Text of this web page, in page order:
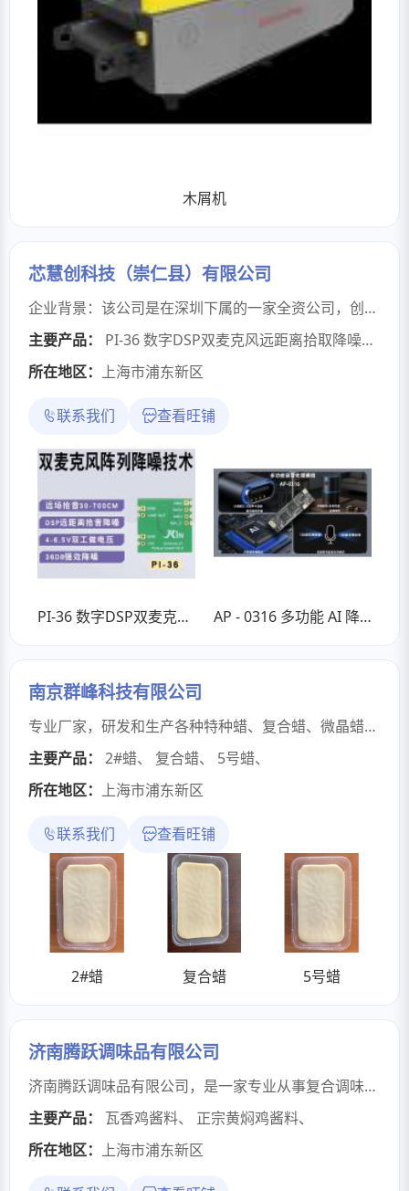
木屑机
芯慧创科技（崇仁县）有限公司
企业背景：该公司是在深圳下属的一家全资公司，创建于 2025 年，是专业从事电声元件开发设计、销售为一体的高新公司。 经营范围：包括电子产品、电子元器件、数码产品、家用电器、照明产品、安防产品的研发与销售；计算机配件及周边设备、监控设备、音响广播视频会议系统、音频网络设备的研发与销售；国内贸易；经营进出口业务。 主营产品：全面代理 SXUN 的数字麦克风、数字硅麦，以及美国爱科斯的语音处理芯片、瑞信功放芯片、微盟电源芯片等。产品可满足通信产品中的回音消除、噪音压制、远距离拾音等功能，广泛应用于智能家居、门禁对讲、网络监控等领域。
主要产品：
PI-36 数字DSP双麦克风远距离拾取降噪模块
所在地区： 上海市浦东新区
联系我们 查看旺铺
PI-36 数字DSP双麦克风远距离拾取降噪模块 AP - 0316 多功能 AI 降噪语音处理模组 支持方案设计
南京群峰科技有限公司
专业厂家，研发和生产各种特种蜡、复合蜡、微晶蜡等。
主要产品：
2#蜡、 复合蜡、 5号蜡、
所在地区： 上海市浦东新区
联系我们 查看旺铺
2#蜡 复合蜡 5号蜡
济南腾跃调味品有限公司
济南腾跃调味品有限公司，是一家专业从事复合调味料研发、生产、销售于一体的科技型企业。涵盖复合调味料的研发、生产检验、定制加工、技术服务；以OEM代工和ODM技术输出为核心业务，为各型餐饮企业提供个性化调味整体解决方案。公司坐落于济南市槐荫区美里湖街道，拥有高标准净化生产车间，设有固体调味料生产车间、半固态（酱）调味料生产车间、液体调味料生产车间、复合调味料生产车间。企业汇聚年轻且具有现代科学管理理念的管理团队，建立了流程化、标准化、制度化的规范化生产运营体系，保证了产品质量安全、品质稳定、供货及时。公司通过专业研发人员与厨师团队的实践相结合，让产品的研发与创新始终走在了行业的前列，尤其是中式简餐酱料、调味汁/油、烧烤调料、面食馅料等领域都不断推出了一大批市场热销的个性化定制产品。公司通过不断引进和改良国内外先进自动化生产线，让公司的年生产能力达5000吨以上，确保各位合作伙伴所需产品的及时供给。
主要产品：
瓦香鸡酱料、 正宗黄焖鸡酱料、
所在地区： 上海市浦东新区